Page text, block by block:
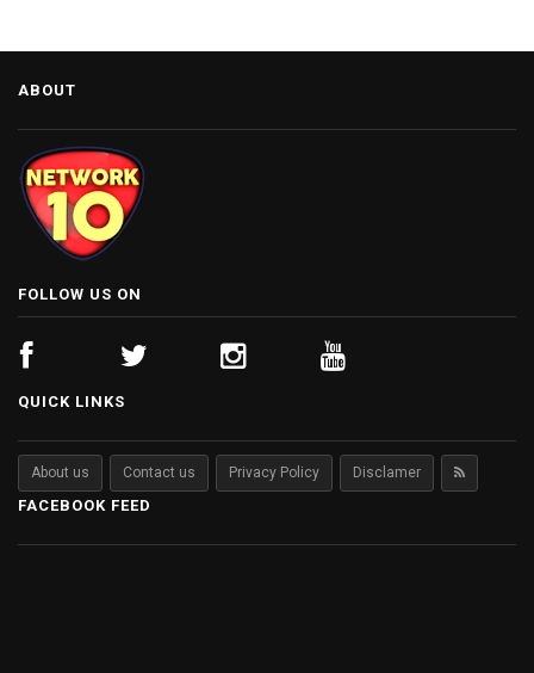
ABOUT
FOLLOW US ON
QUICK LINKS
About us Contact us Privacy Policy Disclamer
FACEBOOK FEED